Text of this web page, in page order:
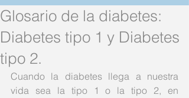
Glosario de la diabetes:
Diabetes tipo 1 y Diabetes
tipo 2.
Cuando la diabetes llega a nuestra
vida sea la tipo 1 o la tipo 2, en